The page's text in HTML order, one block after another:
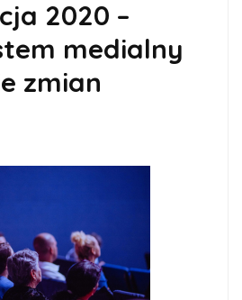
2020 –
medialny
zmian